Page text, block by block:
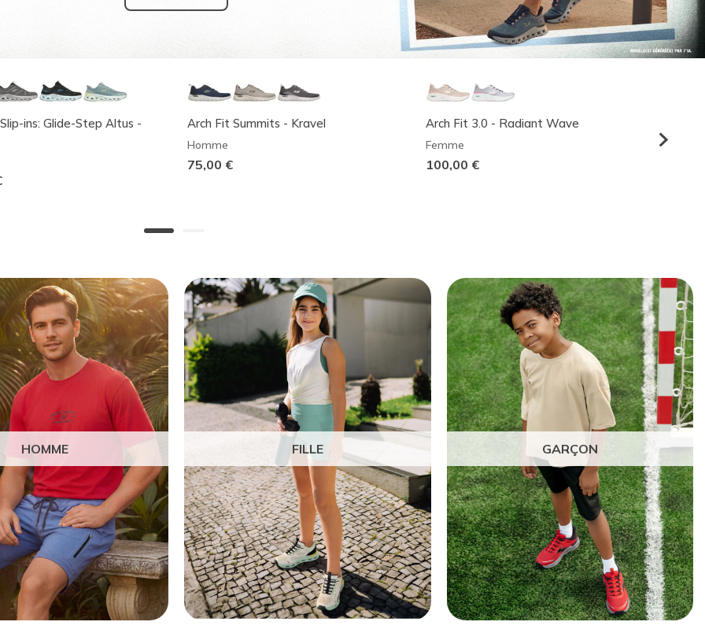
ins: Glide-Step Altus -
Arch Fit Summits - Kravel
Homme
75,00 €
Arch Fit 3.0 - Radiant Wave
Femme
100,00 €
Homme
HOMME FILLE GARÇON